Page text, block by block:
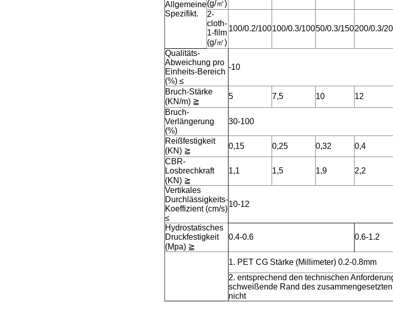
Allgemeine
Spezifikt.
(g/㎡)
2-
cloth-
1-film
(g/㎡)
100/0.2/100100/0.3/10050/0.3/150200/0.3/
Qualitäts-
Abweichung pro
Einheits-Bereich
(%) ≤
-10
Bruch-Stärke
(KN/m) ≧
5 7,5 10 12
Bruch-
Verlängerung
(%)
30-100
Reißfestigkeit
(KN) ≧
0,15 0,25 0,32 0,4
CBR-
Losbrechkraft
(KN) ≧
1,1 1,5 1,9 2,2
Vertikales
Durchlässigkeits-
Koeffizient (cm/s)
≤
10-12
Hydrostatisches
Druckfestigkeit
(Mpa) ≧
0.4-0.6 0.6-1.2
1. PET CG Stärke (Millimeter) 0.2-0.8mm
2. entsprechend den technischen
schweißende Rand des
nicht